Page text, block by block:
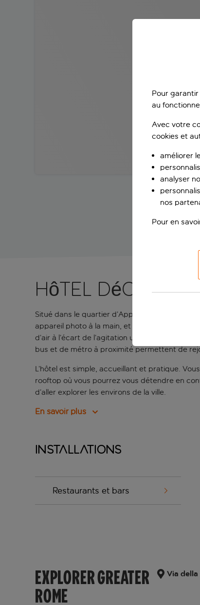
Hôtel
Situé dans le quartier d’Appio-Latino à
appareil photo à la main, et à déguster des
d’air à l’écart de l’agitation urbaine, tandis
bus et de métro à proximité permettent de
L’hôtel est simple, accueillant et pratique.
rooftop où vous pourrez vous détendre en
d’aller explorer les environs de la ville.
En savoir plus
Installations
Restaurants et bars
EXPLORER GREATER
ROME
Via della
Pour
au
Avec votre
cookies et
améliorer
analyser
nos
Pour en